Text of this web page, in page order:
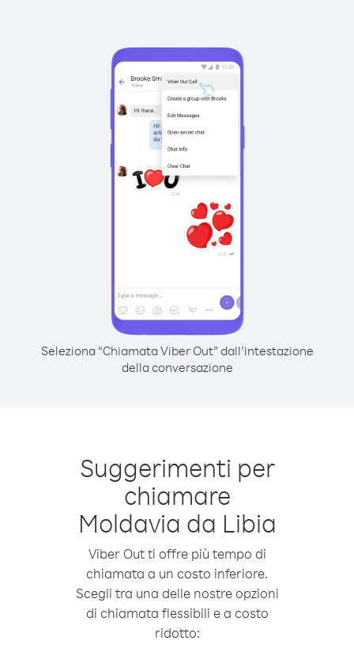
Seleziona “Chiamata Viber Out” dall’intestazione
della conversazione
Suggerimenti per
chiamare
Moldavia da Libia
Viber Out ti offre più tempo di
chiamata a un costo inferiore.
Scegli tra una delle nostre opzioni
di chiamata flessibili e a costo
ridotto: